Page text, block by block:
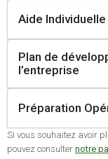
Aide
Demandeur
Personne ayant
accompagnement
Élaborer un
Faire valider votre
Plan de
l’entreprise
Une entreprise
Un salarié
Propre à chaque
Préparation
Employeur ayant un
Si vous souhaitez avoir
pouvez consulter notre